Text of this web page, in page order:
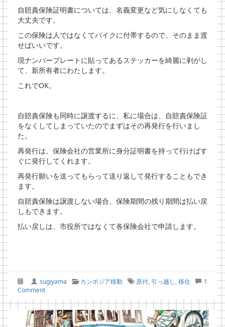
自賠責保険証明書については、名義変更など気にしなくても
大丈夫です。
この保険は人ではなくてバイクに付帯するので、そのまま渡
せばいいです。
現ナンバープレートに貼ってあるステッカーを綺麗に剥がし
て、新所有者にわたします。
これでOK。
自賠責保険も同時に譲渡するに、私に場合は、自賠責保険証
をなくしてしまっていたのでまずはその再発行を行いまし
た。
再発行は、保険会社の営業所に身分証明書を持って行けばす
ぐに発行してくれます。
再発行願いを送ってもらって送り返して発行することもでき
ます。
自賠責保険は譲渡しない場合、保険期間の残り期間は払い戻
しもできます。
払い戻しは、市役所ではなくて各保険会社で申請します。
sugiyama カンボジア移動 原付, 引っ越し, 移住
1
Comment